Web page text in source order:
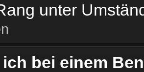
unter
ich bei einem